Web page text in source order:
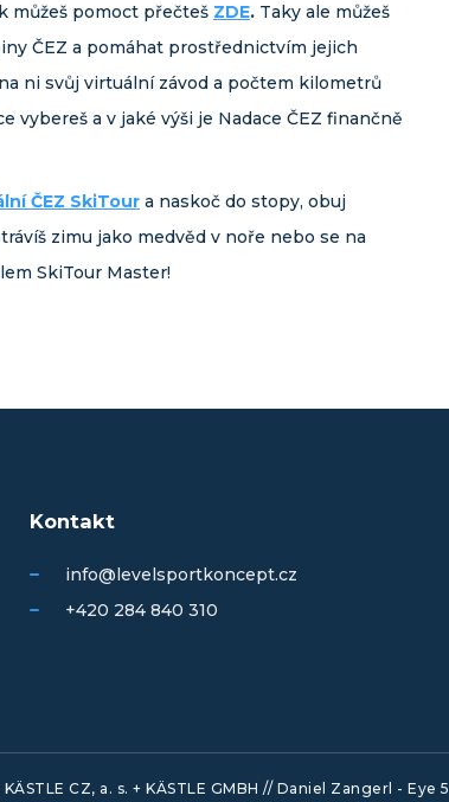
můžeš pomoct přečteš ZDE. Taky ale můžeš
ČEZ a pomáhat prostřednictvím jejich
ni svůj virtuální závod a počtem kilometrů
vybereš a v jaké výši je Nadace ČEZ finančně
ČEZ SkiTour a naskoč do stopy, obuj
zimu jako medvěd v noře nebo se na
SkiTour Master!
Kontakt
info@levelsportkoncept.cz
+420 284 840 310
CZ, a. s. + KÄSTLE GMBH // Daniel Zangerl - Eye 5